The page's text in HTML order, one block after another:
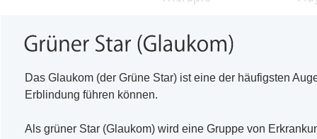
eine ausführliche Diagnostik mit
namhafter Hersteller und sind
stets auf dem aktuellen Stand der
im Überblick: OCT modernste
Präzisionsvermessung des
Das Glaukom (der Grüne Star) ist eine der häufigsten
Erblindung führen können.
Als grüner Star (Glaukom) wird eine Gruppe von